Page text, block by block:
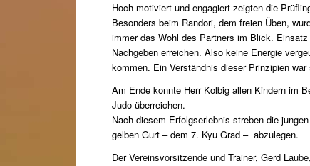
Hoch motiviert und engagiert zeigten die
Besonders beim Randori, dem freien Üben,
immer das Wohl des Partners im Blick.
Nachgeben erreichen. Also keine Energie
kommen. Ein Verständnis dieser Prinzipien
Am Ende konnte Herr Kolbig allen Kindern im
Judo überreichen.
Nach diesem Erfolgserlebnis streben die
gelben Gurt – dem 7. Kyu Grad – abzulegen.
Der Vereinsvorsitzende und Trainer, Gerd